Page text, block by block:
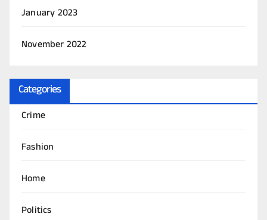
January 2023
November 2022
Categories
Crime
Fashion
Home
Politics